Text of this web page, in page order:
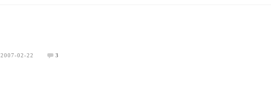
2007-02-22 3